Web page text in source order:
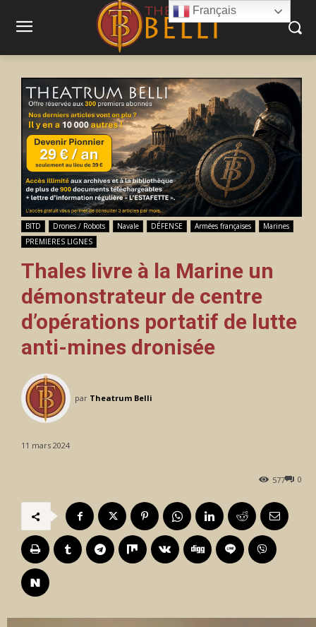
BITD Drones / Robots Navale DÉFENSE Armées françaises
Marines
PREMIERES LIGNES
Thales livre à la Marine un
démonstrateur de centre
d’opérations portatif de lutte
anti-mines dronisée
par Theatrum Belli
11 mars 2024
0
577
Français